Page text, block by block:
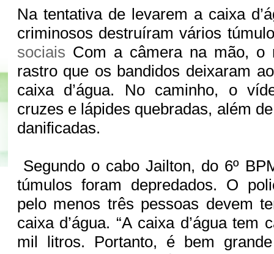
Na tentativa de levarem a caixa
criminosos destruíram vários
sociais Com a câmera na mão, o
rastro que os bandidos deixaram
caixa d’água. No caminho, o
cruzes e lápides quebradas, além
danificadas.
Segundo o cabo Jailton, do 6º
túmulos foram depredados. O
pelo menos três pessoas devem
caixa d’água. “A caixa d’água tem
mil litros. Portanto, é bem